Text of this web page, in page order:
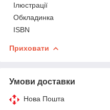
Ілюстрації
Обкладинка
ISBN
Приховати
Умови доставки
Нова Пошта